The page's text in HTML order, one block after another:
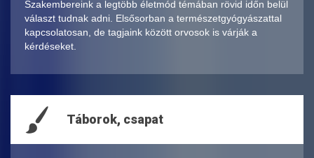
Szakembereink a legtöbb életmód témában rövid időn belül
választ tudnak adni. Elsősorban a természetgyógyászattal
kapcsolatosan, de tagjaink között orvosok is várják a
kérdéseket.
Táborok, csapat